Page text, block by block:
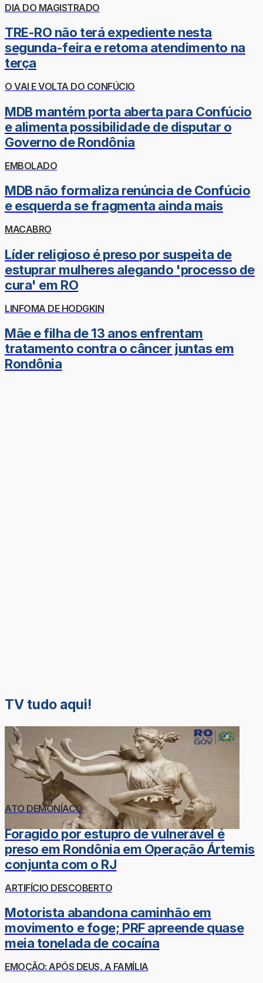
DIA DO MAGISTRADO
TRE-RO não terá expediente nesta
segunda-feira e retoma atendimento na
terça
O VAI E VOLTA DO CONFÚCIO
MDB mantém porta aberta para Confúcio
e alimenta possibilidade de disputar o
Governo de Rondônia
EMBOLADO
MDB não formaliza renúncia de Confúcio
e esquerda se fragmenta ainda mais
MACABRO
Líder religioso é preso por suspeita de
estuprar mulheres alegando 'processo de
cura' em RO
LINFOMA DE HODGKIN
Mãe e filha de 13 anos enfrentam
tratamento contra o câncer juntas em
Rondônia
TV tudo aqui!
ATO DEMONÍACO
Foragido por estupro de vulnerável é
preso em Rondônia em Operação Ártemis
conjunta com o RJ
ARTIFÍCIO DESCOBERTO
Motorista abandona caminhão em
movimento e foge; PRF apreende quase
meia tonelada de cocaína
EMOÇÃO: APÓS DEUS, A FAMÍLIA